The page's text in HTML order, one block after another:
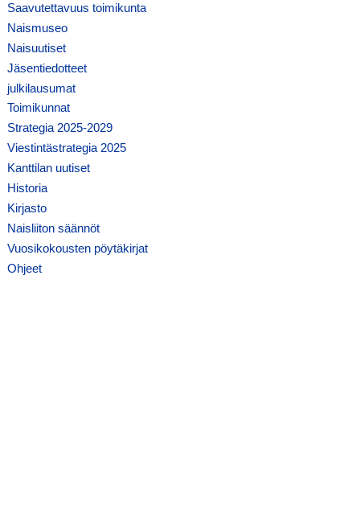
Saavutettavuus toimikunta
Naismuseo
Naisuutiset
Jäsentiedotteet
julkilausumat
Toimikunnat
Strategia 2025-2029
Viestintästrategia 2025
Kanttilan uutiset
Historia
Kirjasto
Naisliiton säännöt
Vuosikokousten pöytäkirjat
Ohjeet